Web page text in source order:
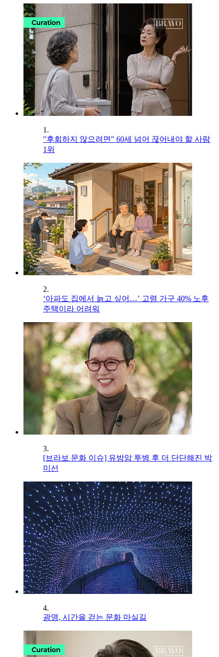
1.
"후회하지 않으려면" 60세 넘어 끊어내야 할 사람
1위
2.
‘아파도 집에서 늙고 싶어…’ 고령 가구 40% 노후
주택이라 어려워
3.
[브라보 문화 이슈] 유방암 투병 후 더 단단해진 박
미선
4.
광명, 시간을 걷는 문화 마실길